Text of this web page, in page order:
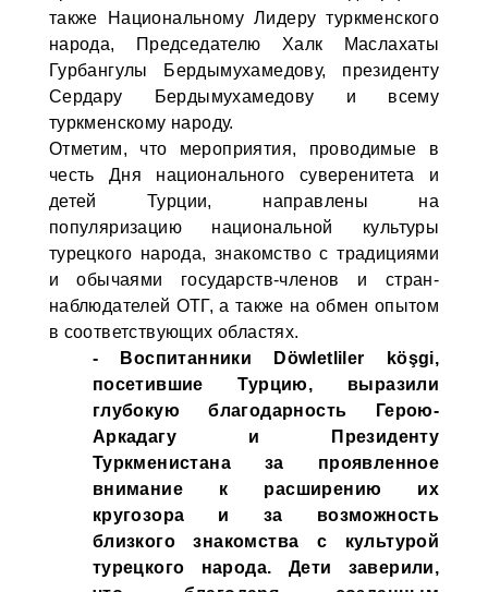
также Национальному Лидеру туркменского
народа, Председателю Халк Маслахаты
Гурбангулы Бердымухамедову, президенту
Сердару Бердымухамедову и всему
туркменскому народу.
Отметим, что мероприятия, проводимые в
честь Дня национального суверенитета и
детей Турции, направлены на
популяризацию национальной культуры
турецкого народа, знакомство с традициями
и обычаями государств-членов и стран-
наблюдателей ОТГ, а также на обмен опытом
в соответствующих областях.
- Воспитанники Döwletliler köşgi,
посетившие Турцию, выразили
глубокую благодарность Герою-
Аркадагу и Президенту
Туркменистана за проявленное
внимание к расширению их
кругозора и за возможность
близкого знакомства с культурой
турецкого народа. Дети заверили,